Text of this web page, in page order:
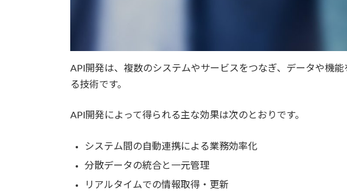
API開発は、複数のシステムやサービスをつなぎ、データや機
る技術です。
API開発によって得られる主な効果は次のとおりです。
システム間の自動連携による業務効率化
分散データの統合と一元管理
リアルタイムでの情報取得・更新